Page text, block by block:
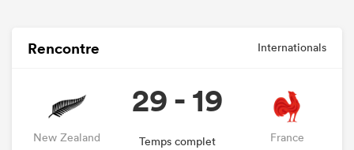
Rencontre Internationals
New Zealand
29 - 19
Temps complet France